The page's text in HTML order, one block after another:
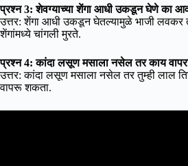
प्रश्न 3: शेवग्याच्या शेंगा आधी उकडून घेणे का
उत्तर: शेंगा आधी उकडून घेतल्यामुळे भाजी लवकर
शेंगांमध्ये चांगली मुरते.
प्रश्न 4: कांदा लसूण मसाला नसेल तर काय
उत्तर: कांदा लसूण मसाला नसेल तर तुम्ही लाल
वापरू शकता.